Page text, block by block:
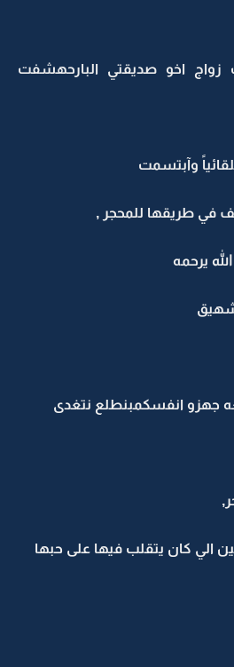
اخو صديقتي البارحهشفت
وآبتسمت
في طريقها للمحجر ,
يرحمه
جهزو انفسكمبنطلع نتغدى
الي كان يتقلب فيها على حبها